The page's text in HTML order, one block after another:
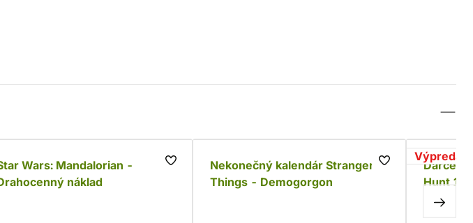
Wars: Mandalorian -
náklad
Nekonečný kalendár Stranger
Things - Demogorgon
Výpredaj
Hunt
Hunter